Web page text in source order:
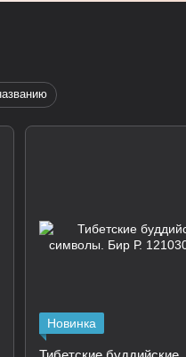
Новинка